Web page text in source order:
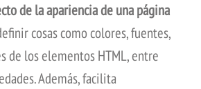
de la apariencia de una página
cosas como colores, fuentes,
de los elementos HTML, entre
Además, facilita